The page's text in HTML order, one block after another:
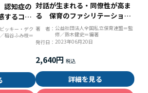
認知症の
するコミ
ッキー・デク
稲谷ふみ枝＝
対話が生まれる・同僚性が高ま
る 保育のファシリテーショ
ン 園内研修・クラス会議・Ｏ
ＪＴ ２２の好事例集
著 者： 公益社団法人全国私立保育連盟＝監
修／鈴木健史＝編著
発行日： 2023年06月20日
2,640円
詳細を見る